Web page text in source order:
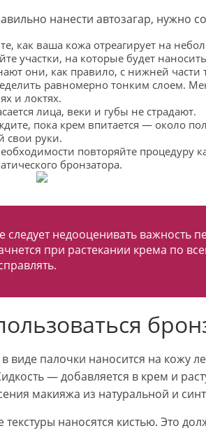
нанести автозагар, нужно
как ваша кожа отреагирует на
участки, на которые будет
они, как правило, с нижней части
равномерно тонким слоем.
и локтях.
лица, веки и губы не страдают.
пока крем впитается — около
свои руки.
повторяйте процедуру
бронзатора.
следует недооценивать важность
при растекании крема по
в виде палочки наносится на кожу
— добавляется в крем и
макияжа из натуральной и
текстуры наносятся кистью. Это